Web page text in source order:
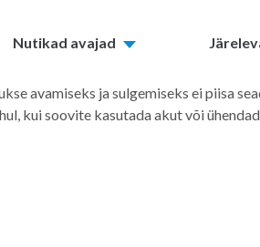
Nutikad avajad
avamiseks ja sulgemiseks ei piisa
kui soovite kasutada akut või